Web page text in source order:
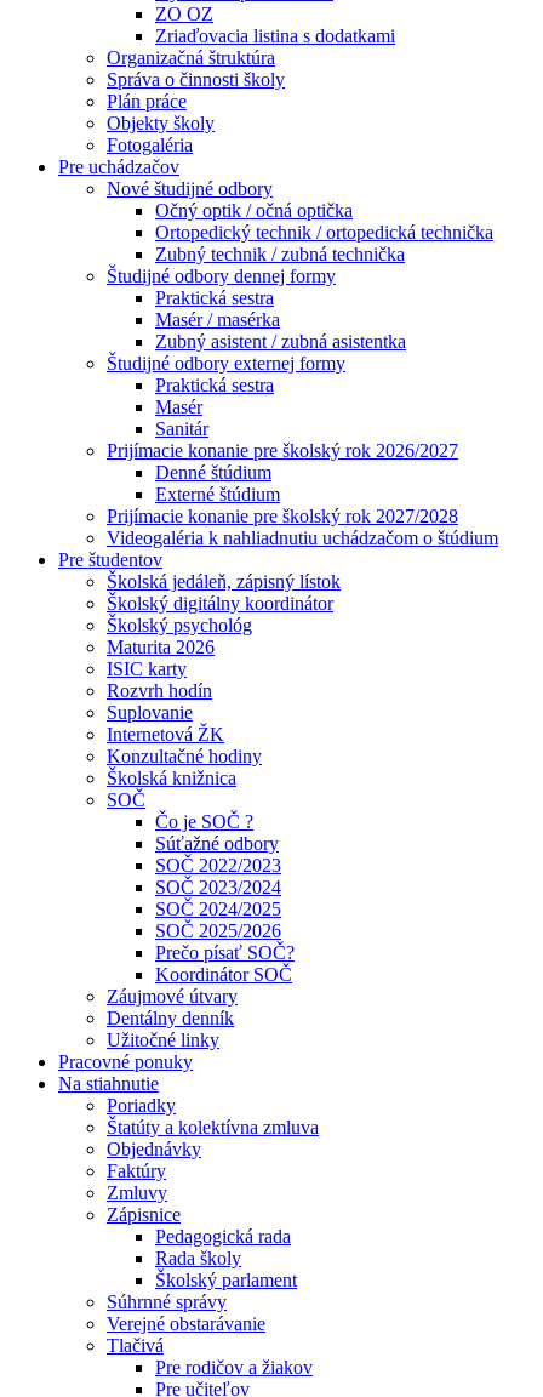
ZO OZ
Zriaďovacia listina s dodatkami
Organizačná štruktúra
Správa o činnosti školy
Plán práce
Objekty školy
Fotogaléria
Pre uchádzačov
Nové študijné odbory
Očný optik / očná optička
Ortopedický technik / ortopedická technička
Zubný technik / zubná technička
Študijné odbory dennej formy
Praktická sestra
Masér / masérka
Zubný asistent / zubná asistentka
Študijné odbory externej formy
Praktická sestra
Masér
Sanitár
Prijímacie konanie pre školský rok 2026/2027
Denné štúdium
Externé štúdium
Prijímacie konanie pre školský rok 2027/2028
Videogaléria k nahliadnutiu uchádzačom o štúdium
Pre študentov
Školská jedáleň, zápisný lístok
Školský digitálny koordinátor
Školský psychológ
Maturita 2026
ISIC karty
Rozvrh hodín
Suplovanie
Internetová ŽK
Konzultačné hodiny
Školská knižnica
SOČ
Čo je SOČ ?
Súťažné odbory
SOČ 2022/2023
SOČ 2023/2024
SOČ 2024/2025
SOČ 2025/2026
Prečo písať SOČ?
Koordinátor SOČ
Záujmové útvary
Dentálny denník
Užitočné linky
Pracovné ponuky
Na stiahnutie
Poriadky
Štatúty a kolektívna zmluva
Objednávky
Faktúry
Zmluvy
Zápisnice
Pedagogická rada
Rada školy
Školský parlament
Súhrnné správy
Verejné obstarávanie
Tlačivá
Pre rodičov a žiakov
Pre učiteľov